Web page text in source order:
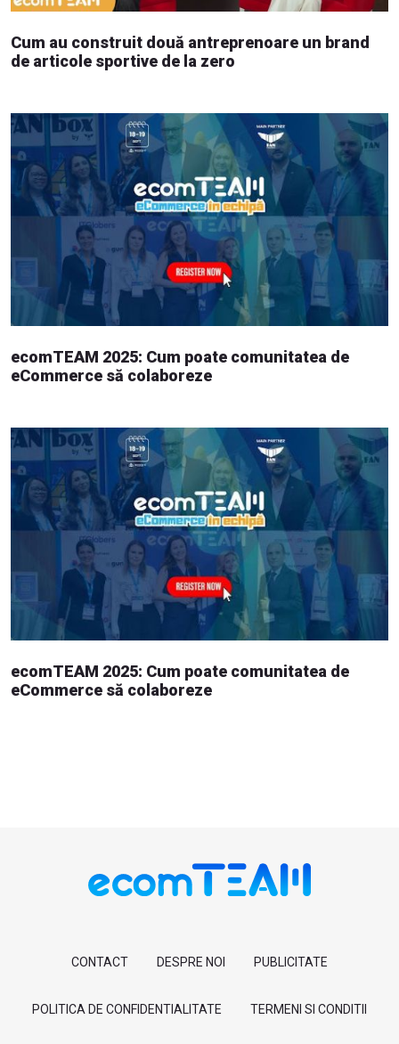
Cum au construit două antreprenoare un brand
de articole sportive de la zero
ecomTEAM 2025: Cum poate comunitatea de
eCommerce să colaboreze
ecomTEAM 2025: Cum poate comunitatea de
eCommerce să colaboreze
CONTACT DESPRE NOI PUBLICITATE
POLITICA DE CONFIDENTIALITATE TERMENI SI CONDITII